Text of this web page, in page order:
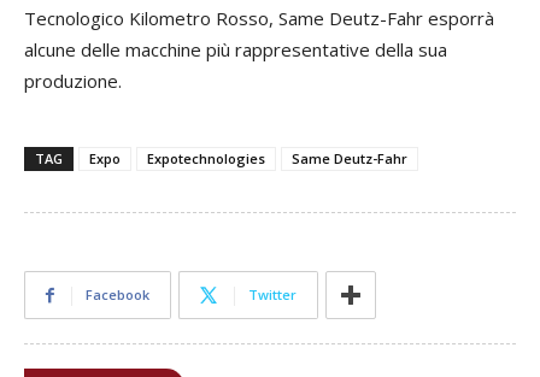
Tecnologico Kilometro Rosso, Same Deutz-Fahr esporrà
alcune delle macchine più rappresentative della sua
produzione.
TAG Expo Expotechnologies Same Deutz-Fahr
Facebook Twitter